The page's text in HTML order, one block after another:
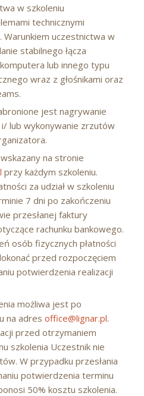
w szkoleniu
technicznymi
Warunkiem uczestnictwa w
stabilnego łącza
lub innego typu
wraz z głośnikami oraz
jest nagrywanie
lub wykonywanie zrzutów
na stronie
przy każdym szkoleniu.
za udział w szkoleniu
7 dni po zakończeniu
przesłanej faktury
rachunku bankowego.
osób fizycznych płatności
przed rozpoczęciem
potwierdzenia realizacji
możliwa jest po
na adres office@lignar.pl.
przed otrzymaniem
szkolenia Uczestnik nie
W przypadku przesłania
potwierdzenia terminu
50% kosztu szkolenia.